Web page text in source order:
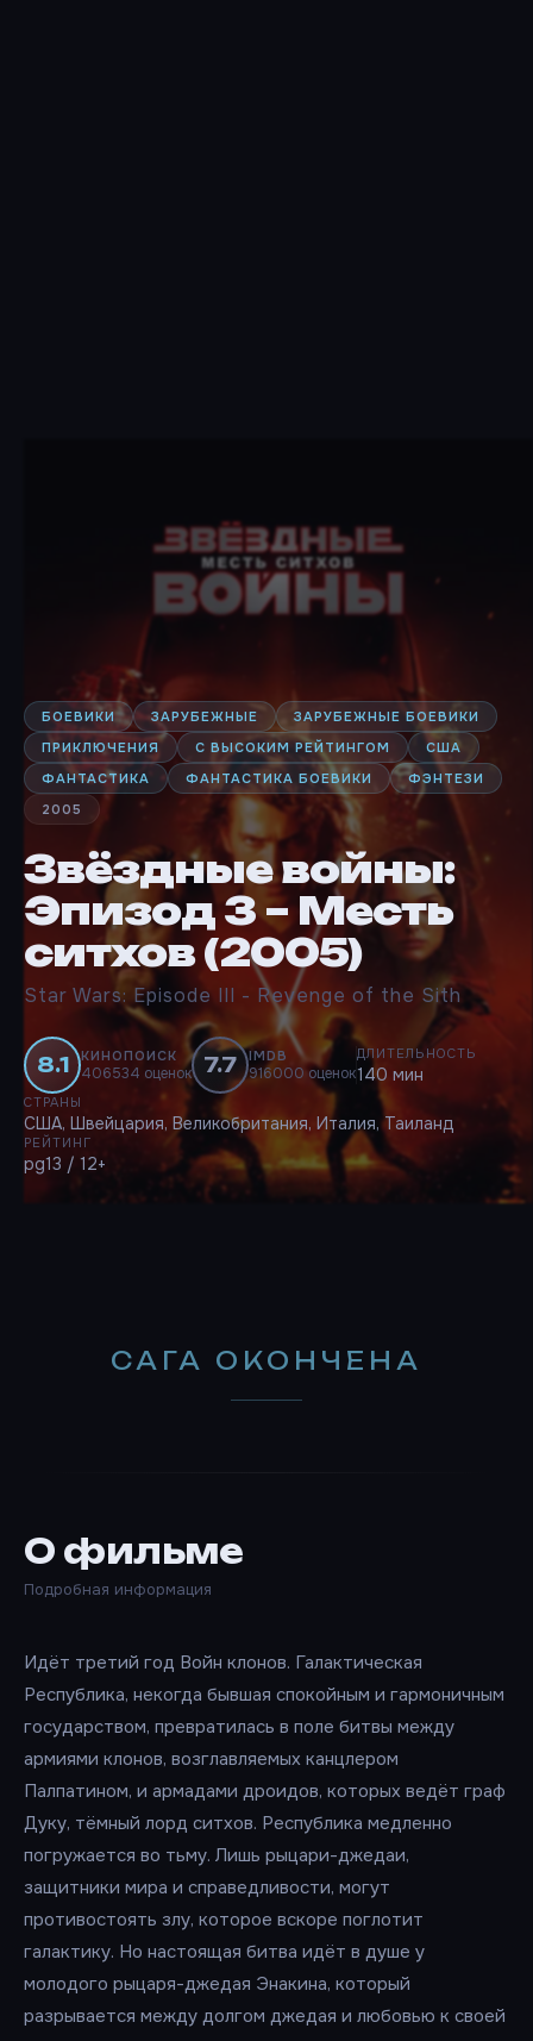
БОЕВИКИ ЗАРУБЕЖНЫЕ
ЗАРУБЕЖНЫЕ БОЕВИКИ
ПРИКЛЮЧЕНИЯ
С ВЫСОКИМ РЕЙТИНГОМ
США
ФАНТАСТИКА
ФАНТАСТИКА БОЕВИКИ
ФЭНТЕЗИ
2005
Звёздные войны:
Эпизод 3 – Месть
ситхов (2005)
Star Wars: Episode III - Revenge of the Sith
8.1 КИНОПОИСК
406534 оценок 7.7 IMDB
916000 оценок
ДЛИТЕЛЬНОСТЬ
140 мин
СТРАНЫ
США, Швейцария, Великобритания, Италия, Таиланд
РЕЙТИНГ
pg13 / 12+
САГА ОКОНЧЕНА
О фильме
Подробная информация
Идёт третий год Войн клонов. Галактическая
Республика, некогда бывшая спокойным и гармоничным
государством, превратилась в поле битвы между
армиями клонов, возглавляемых канцлером
Палпатином, и армадами дроидов, которых ведёт граф
Дуку, тёмный лорд ситхов. Республика медленно
погружается во тьму. Лишь рыцари-джедаи,
защитники мира и справедливости, могут
противостоять злу, которое вскоре поглотит
галактику. Но настоящая битва идёт в душе у
молодого рыцаря-джедая Энакина, который
разрывается между долгом джедая и любовью к своей